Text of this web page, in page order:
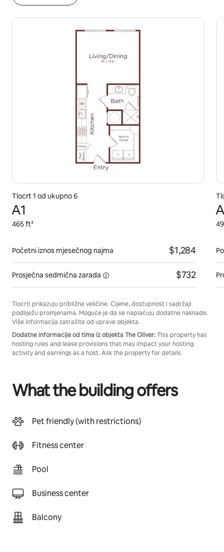
Tlocrt 1 od ukupno 6
A1
465 ft²
Početni iznos mjesečnog najma $1,284
Prosječna sedmična zarada $732
Tlocrti prikazuju približne veličine. Cijene, dostupnost i sadržaji
podliježu promjenama. Moguće je da se naplaćuju dodatne naknade.
Više informacija zatražite od uprave objekta.
Dodatne informacije od tima iz objekta The Oliver:This property has
hosting rules and lease provisions that may impact your hosting
activity and earnings as a host. Ask the property for details.
What the building offers
Pet friendly (with restrictions)
Fitness center
Pool
Business center
Balcony